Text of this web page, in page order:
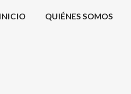
INICIO QUIÉNES SOMOS